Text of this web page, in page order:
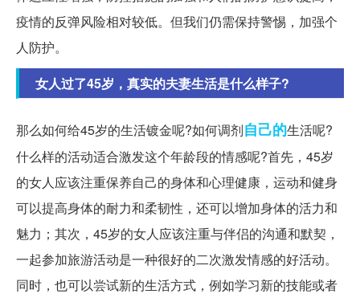
疫情的反弹风险相对较低。但我们仍需保持警惕，加强个
人防护。
女人过了45岁，真实的夫妻生活是什么样子?
那么如何给45岁的生活镀金呢?如何调剂自己的生活呢?
什么样的活动适合激发这个年龄段的情感呢?首先，45岁
的女人应该注重保养自己的身体和心理健康，运动和健身
可以提高身体的耐力和柔韧性，还可以增加身体的活力和
魅力；其次，45岁的女人应该注重与伴侣的沟通和默契，
一起参加旅游活动是一种很好的二次激发情感的好活动。
同时，也可以尝试新的生活方式，例如学习新的技能或者